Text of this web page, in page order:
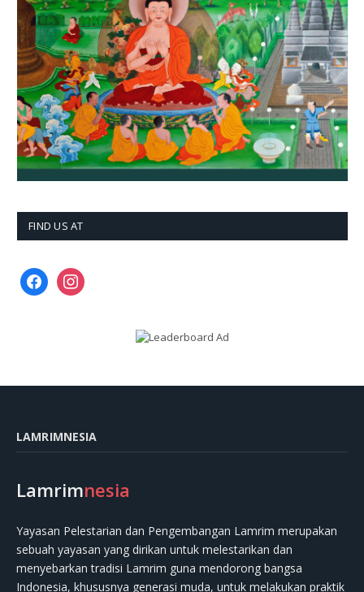
FIND US AT
facebookinstagram
LAMRIMNESIA
Lamrimnesia
Yayasan Pelestarian dan Pengembangan Lamrim merupakan
sebuah yayasan yang dirikan untuk melestarikan dan
menyebarkan tradisi Lamrim guna mendorong bangsa
Indonesia, khususnya generasi muda, untuk melakukan praktik